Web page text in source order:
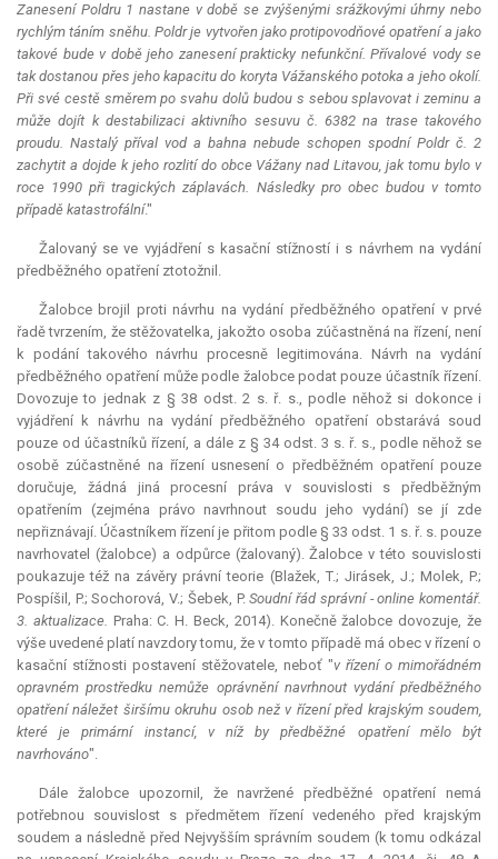
Zanesení Poldru 1 nastane v době se zvýšenými srážkovými úhrny nebo
rychlým táním sněhu. Poldr je vytvořen jako protipovodňové opatření a jako
takové bude v době jeho zanesení prakticky nefunkční. Přívalové vody se
tak dostanou přes jeho kapacitu do koryta Vážanského potoka a jeho okolí.
Při své cestě směrem po svahu dolů budou s sebou splavovat i zeminu a
může dojít k destabilizaci aktivního sesuvu č. 6382 na trase takového
proudu. Nastalý příval vod a bahna nebude schopen spodní Poldr č. 2
zachytit a dojde k jeho rozlití do obce Vážany nad Litavou, jak tomu bylo v
roce 1990 při tragických záplavách. Následky pro obec budou v tomto
případě katastrofální."
Žalovaný se ve vyjádření s kasační stížností i s návrhem na vydání
předběžného opatření ztotožnil.
Žalobce brojil proti návrhu na vydání předběžného opatření v prvé
řadě tvrzením, že stěžovatelka, jakožto osoba zúčastněná na řízení, není
k podání takového návrhu procesně legitimována. Návrh na vydání
předběžného opatření může podle žalobce podat pouze účastník řízení.
Dovozuje to jednak z § 38 odst. 2 s. ř. s., podle něhož si dokonce i
vyjádření k návrhu na vydání předběžného opatření obstarává soud
pouze od účastníků řízení, a dále z § 34 odst. 3 s. ř. s., podle něhož se
osobě zúčastněné na řízení usnesení o předběžném opatření pouze
doručuje, žádná jiná procesní práva v souvislosti s předběžným
opatřením (zejména právo navrhnout soudu jeho vydání) se jí zde
nepřiznávají. Účastníkem řízení je přitom podle § 33 odst. 1 s. ř. s. pouze
navrhovatel (žalobce) a odpůrce (žalovaný). Žalobce v této souvislosti
poukazuje též na závěry právní teorie (Blažek, T.; Jirásek, J.; Molek, P.;
Pospíšil, P.; Sochorová, V.; Šebek, P.Soudní řád správní - online komentář.
3. aktualizace. Praha: C. H. Beck, 2014). Konečně žalobce dovozuje, že
výše uvedené platí navzdory tomu, že v tomto případě má obec v řízení o
kasační stížnosti postavení stěžovatele, neboť "v řízení o mimořádném
opravném prostředku nemůže oprávnění navrhnout vydání předběžného
opatření náležet širšímu okruhu osob než v řízení před krajským soudem,
které je primární instancí, v níž by předběžné opatření mělo být
navrhováno".
Dále žalobce upozornil, že navržené předběžné opatření nemá
potřebnou souvislost s předmětem řízení vedeného před krajským
soudem a následně před Nejvyšším správním soudem (k tomu odkázal